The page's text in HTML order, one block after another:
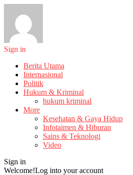
Sign in
Berita Utama
Internasional
Politik
Hukum & Kriminal
hukum kriminal
More
Kesehatan & Gaya Hidup
Infotaimen & Hiburan
Sains & Teknologi
Video
Sign in
Welcome!Log into your account